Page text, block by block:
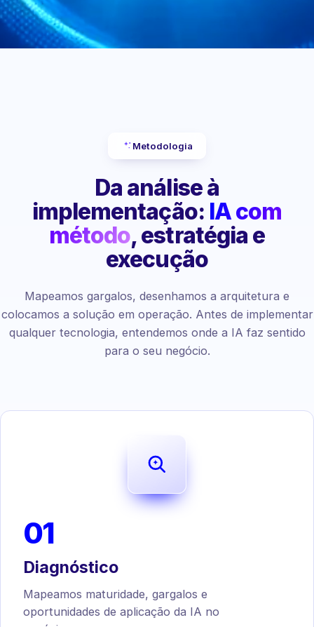
Metodologia
Da análise à
implementação: IA com
método, estratégia e
execução
Mapeamos gargalos, desenhamos a arquitetura e
colocamos a solução em operação. Antes de implementar
qualquer tecnologia, entendemos onde a IA faz sentido
para o seu negócio.
01
Diagnóstico
Mapeamos maturidade, gargalos e
oportunidades de aplicação da IA no